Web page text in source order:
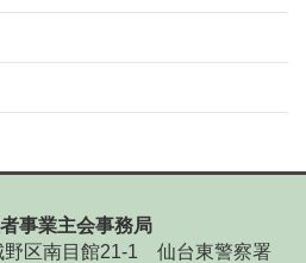
事業主会事務局
区南目館21-1 仙台東警察署